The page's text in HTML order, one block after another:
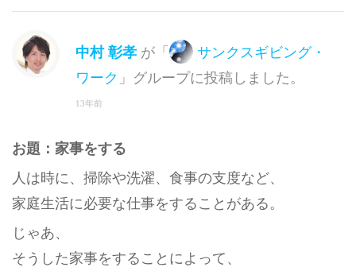
中村 彰孝 が「
サンクスギビング・
ワーク 」グループに投稿しました。
13年前
お題：家事をする
人は時に、掃除や洗濯、食事の支度など、
家庭生活に必要な仕事をすることがある。
じゃあ、
そうした家事をすることによって、